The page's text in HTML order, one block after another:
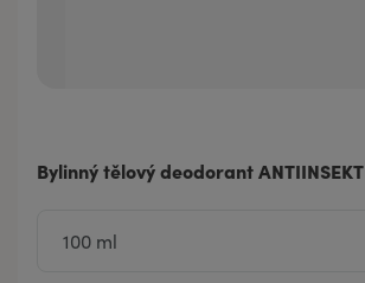
Bylinný tělový deodorant ANTIINSEKT